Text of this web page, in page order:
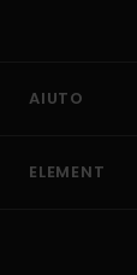
AIUTO
ELEMENT